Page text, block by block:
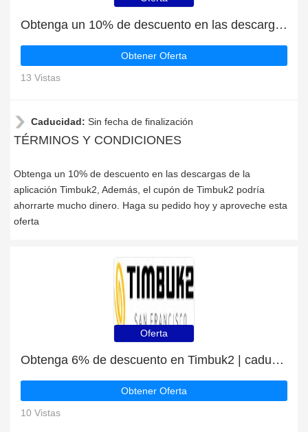
Obtenga un 10% de descuento en las descargas de la aplicación Timbuk2
Obtener Oferta
13 Vistas
Caducidad: Sin fecha de finalización
TÉRMINOS Y CONDICIONES
Obtenga un 10% de descuento en las descargas de la
aplicación Timbuk2, Además, el cupón de Timbuk2 podría
ahorrarte mucho dinero. Haga su pedido hoy y aproveche esta
oferta
Oferta
Obtenga 6% de descuento en Timbuk2 | caduca pronto
Obtener Oferta
10 Vistas